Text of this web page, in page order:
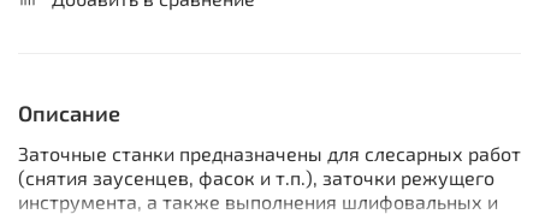
Описание
Заточные станки предназначены для слесарных работ
(снятия заусенцев, фасок и т.п.), заточки режущего
инструмента, а также выполнения шлифовальных и